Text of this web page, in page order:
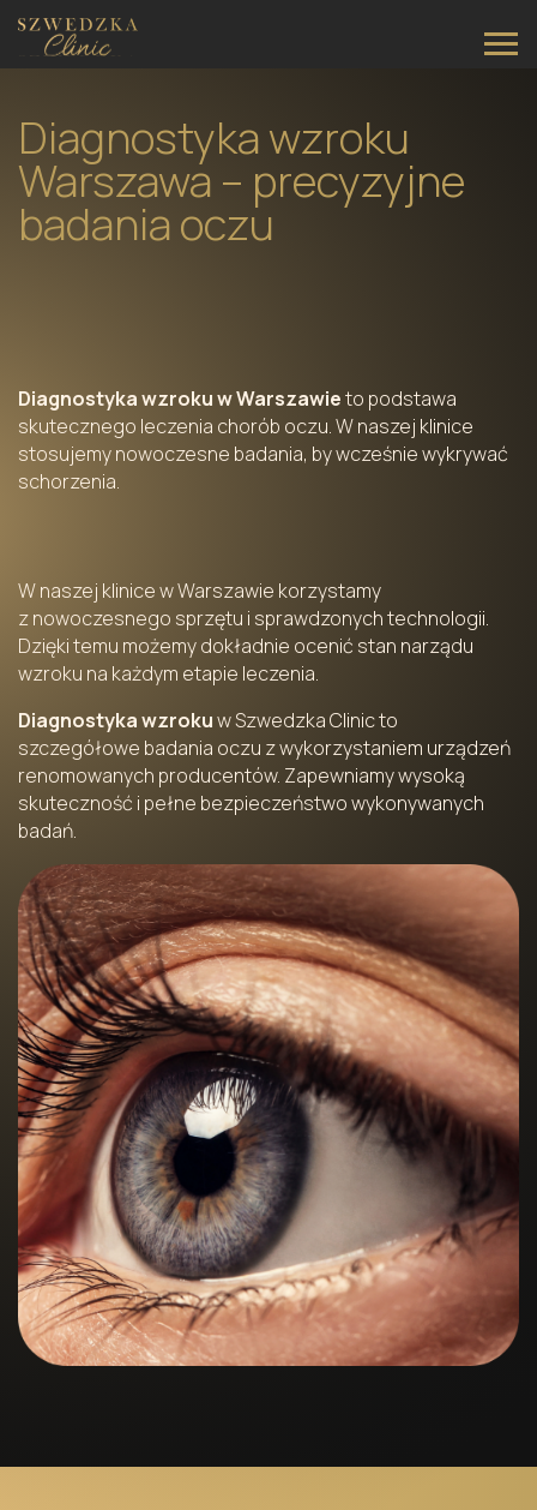
Main Navigation
Diagnostyka wzroku
Warszawa – precyzyjne
badania oczu
Diagnostyka wzroku w Warszawieto podstawa
skutecznego leczenia chorób oczu. W naszej klinice
stosujemy nowoczesne badania, by wcześnie wykrywać
schorzenia.
W naszej klinice w Warszawie korzystamy
z nowoczesnego sprzętu i sprawdzonych technologii.
Dzięki temu możemy dokładnie ocenić stan narządu
wzroku na każdym etapie leczenia.
Diagnostyka wzrokuw Szwedzka Clinic to
szczegółowe badania oczu z wykorzystaniem urządzeń
renomowanych producentów. Zapewniamy wysoką
skuteczność i pełne bezpieczeństwo wykonywanych
badań.